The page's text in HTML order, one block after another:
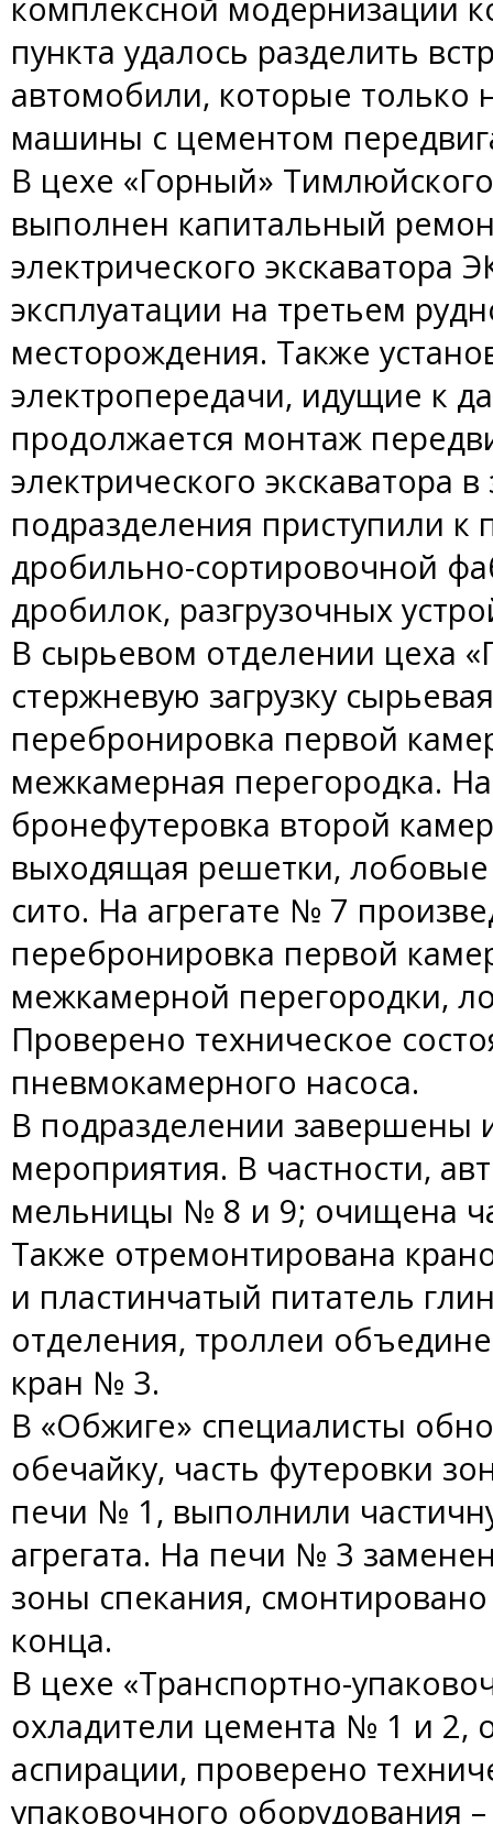
пункта удалось разделить
автомобили, которые только
машины с цементом
В цехе «Горный»
выполнен капитальный
электрического экскаватора
эксплуатации на третьем
месторождения. Также
электропередачи, идущие к
продолжается монтаж
электрического экскаватора
подразделения приступили к
дробильно-сортировочной
дробилок, разгрузочных
В сырьевом отделении цеха
стержневую загрузку
перебронировка первой
межкамерная перегородка.
бронефутеровка второй
выходящая решетки,
сито. На агрегате № 7
перебронировка первой
межкамерной перегородки,
Проверено техническое
пневмокамерного насоса.
В подразделении завершены
мероприятия. В частности,
мельницы № 8 и 9; очищена
Также отремонтирована
и пластинчатый питатель
отделения, троллеи
кран № 3.
В «Обжиге» специалисты
обечайку, часть футеровки
печи № 1, выполнили
агрегата. На печи № 3
зоны спекания,
конца.
В цехе «Транспортно-
охладители цемента № 1 и 2,
аспирации, проверено
упаковочного оборудования